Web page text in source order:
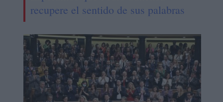
recupere el sentido de sus palabras